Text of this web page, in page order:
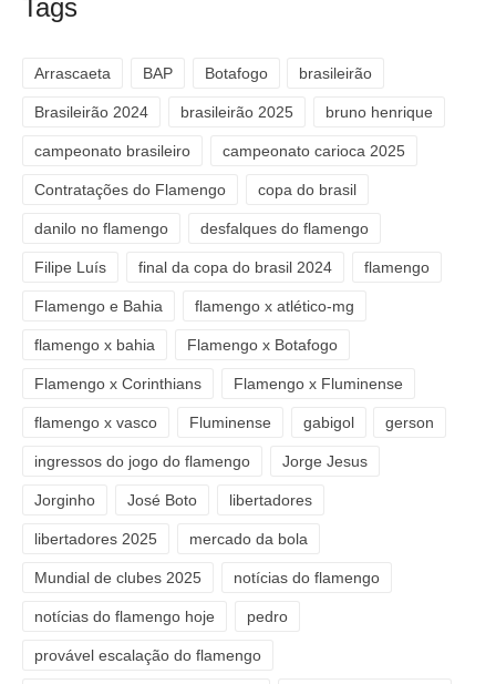
Tags
Arrascaeta BAP Botafogo brasileirão
Brasileirão 2024 brasileirão 2025 bruno henrique
campeonato brasileiro campeonato carioca 2025
Contratações do Flamengo copa do brasil
danilo no flamengo desfalques do flamengo
Filipe Luís final da copa do brasil 2024 flamengo
Flamengo e Bahia flamengo x atlético-mg
flamengo x bahia Flamengo x Botafogo
Flamengo x Corinthians Flamengo x Fluminense
flamengo x vasco Fluminense gabigol gerson
ingressos do jogo do flamengo Jorge Jesus
Jorginho José Boto libertadores
libertadores 2025 mercado da bola
Mundial de clubes 2025 notícias do flamengo
notícias do flamengo hoje pedro
provável escalação do flamengo